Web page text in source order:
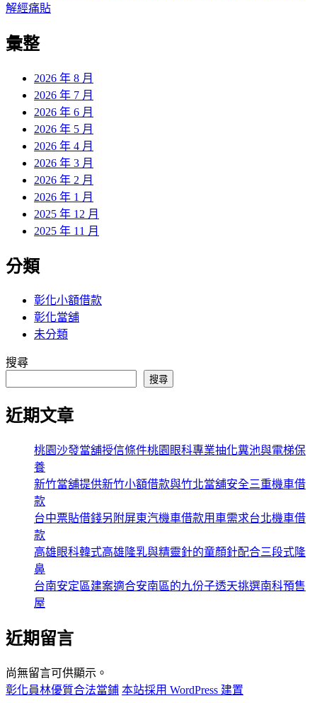
導
覽
解經痛貼
彙整
2026 年 8 月
2026 年 7 月
2026 年 6 月
2026 年 5 月
2026 年 4 月
2026 年 3 月
2026 年 2 月
2026 年 1 月
2025 年 12 月
2025 年 11 月
分類
彰化小額借款
彰化當舖
未分類
搜尋
搜尋
近期文章
桃園沙發當舖授信條件桃園眼科專業抽化糞池與電梯保
養
新竹當舖提供新竹小額借款與竹北當舖安全三重機車借
款
台中票貼借錢另附屏東汽機車借款用車需求台北機車借
款
高雄眼科韓式高雄隆乳與精靈針的童顏針配合三段式隆
鼻
台南安定區建案適合安南區的九份子透天挑選南科預售
屋
近期留言
尚無留言可供顯示。
彰化員林優質合法當鋪 本站採用 WordPress 建置